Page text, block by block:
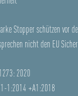
Stopper schützen vor
nicht den EU
2020
1:2014 +A1:2018